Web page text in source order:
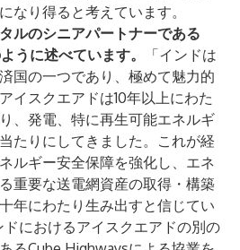
なり得ると考えています。
ルのシニアパートナーである
うに述べています。
「インドは
国の一つであり、極めて魅力的
イスクエアドは10年以上にわた
、発電、特に再生可能エネルギ
たりにしてきました。これが経
ルギー安全保障を強化し、エネ
重要な送電網資産の取得・構築
年にわたり生み出すと信じてい
ドにおけるアイスクエアドの別の